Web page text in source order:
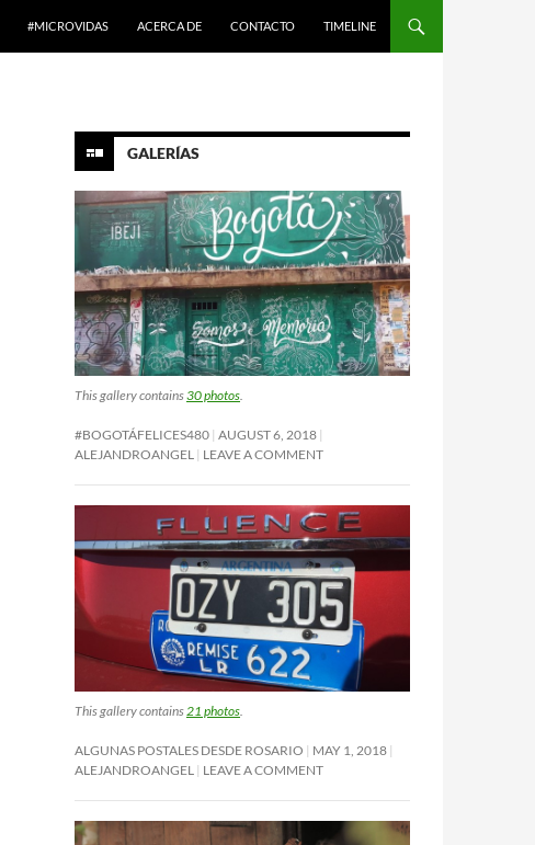
#MICROVIDAS ACERCA DE CONTACTO TIMELINE
GALERÍAS
This gallery contains30 photos.
#BOGOTÁFELICES480 AUGUST 6, 2018
ALEJANDROANGEL LEAVE A COMMENT
This gallery contains 21 photos
ALGUNAS POSTALES DESDE ROSARIO
MAY 1, 2018
ALEJANDROANGEL
LEAVE A COMMENT